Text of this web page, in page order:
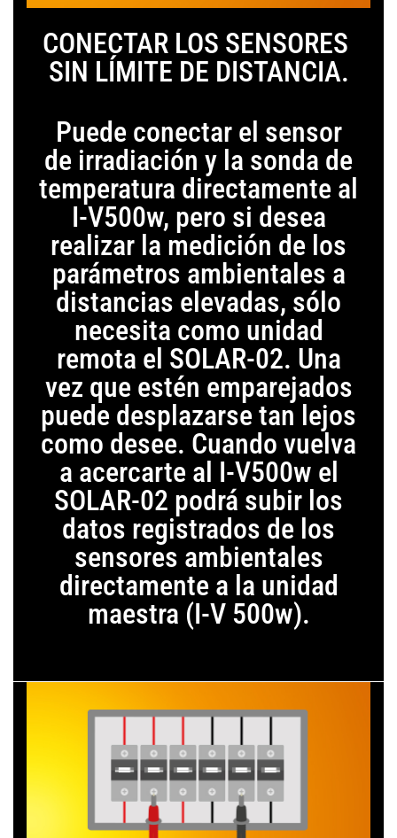
CONECTAR LOS SENSORES
SIN LÍMITE DE DISTANCIA.
Puede conectar el sensor
de irradiación y la sonda de
temperatura directamente al
I-V500w, pero si desea
realizar la medición de los
parámetros ambientales a
distancias elevadas, sólo
necesita como unidad
remota el SOLAR-02. Una
vez que estén emparejados
puede desplazarse tan lejos
como desee. Cuando vuelva
a acercarte al I-V500w el
SOLAR-02 podrá subir los
datos registrados de los
sensores ambientales
directamente a la unidad
maestra (I-V 500w).